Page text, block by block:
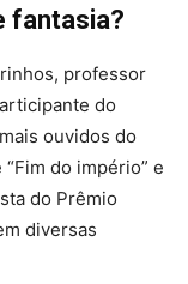
fantasia?
professor
do
ouvidos do
do império” e
do Prêmio
diversas